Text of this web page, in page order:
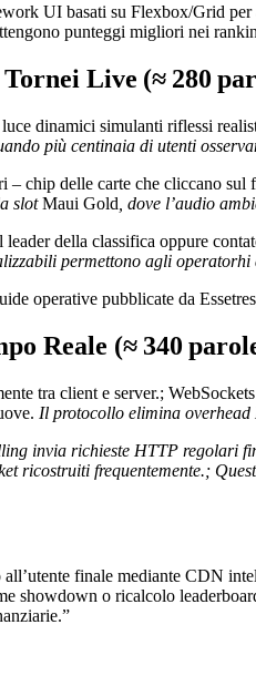
UI basati su Flexbox/Grid
punteggi migliori nei
Live (≈ 280
dinamici simulanti riflessi
più centinaia di utenti
chip delle carte che cliccano
slotMaui Gold , dove l’audio
della classifica oppure
permettono agli operator​hi
operative pubblicate da
Reale (≈ 340
tra client e server.;
Il protocollo elimina
invia richieste HTTP regolari
ricostruiti frequentemente.;
finale mediante CDN
showdown o ricalcolo